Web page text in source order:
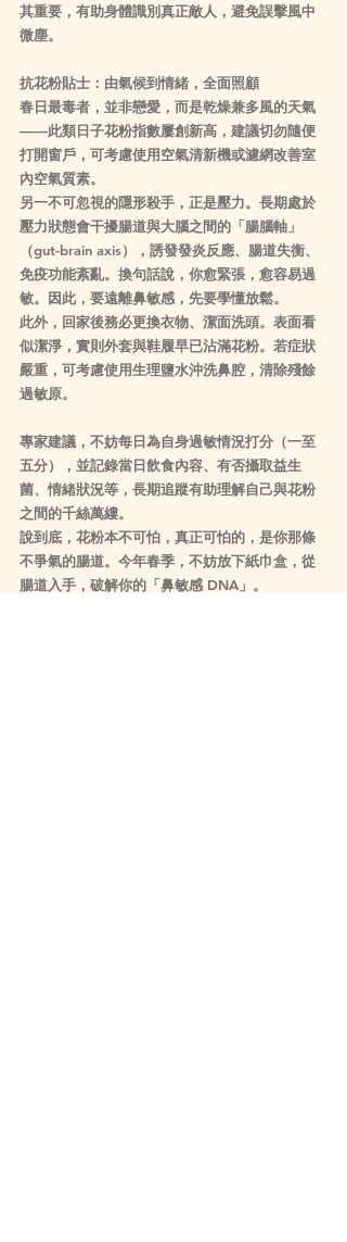
其重要，有助身體識別真正敵人，避免誤擊風中
微塵。
抗花粉貼士：由氣候到情緒，全面照顧
春日最毒者，並非戀愛，而是乾燥兼多風的天氣
——此類日子花粉指數屢創新高，建議切勿隨便
打開窗戶，可考慮使用空氣清新機或濾網改善室
內空氣質素。
另一不可忽視的隱形殺手，正是壓力。長期處於
壓力狀態會干擾腸道與大腦之間的「腸腦軸」
（gut-brain axis），誘發發炎反應、腸道失衡、
免疫功能紊亂。換句話說，你愈緊張，愈容易過
敏。因此，要遠離鼻敏感，先要學懂放鬆。
此外，回家後務必更換衣物、潔面洗頭。表面看
似潔淨，實則外套與鞋履早已沾滿花粉。若症狀
嚴重，可考慮使用生理鹽水沖洗鼻腔，清除殘餘
過敏原。
專家建議，不妨每日為自身過敏情況打分（一至
五分），並記錄當日飲食內容、有否攝取益生
菌、情緒狀況等，長期追蹤有助理解自己與花粉
之間的千絲萬縷。
說到底，花粉本不可怕，真正可怕的，是你那條
不爭氣的腸道。今年春季，不妨放下紙巾盒，從
腸道入手，破解你的「鼻敏感 DNA」。